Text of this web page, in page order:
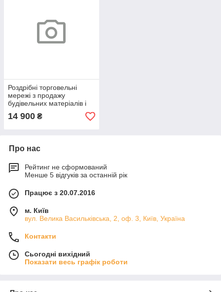
Роздрібні торговельні
мережі з продажу
будівельних матеріалів і
товарів для дому в Україні:
2010 (2-е лід)
14 900 ₴
Про нас
Рейтинг не сформований
Менше 5 відгуків за останній рік
Працює з 20.07.2016
м. Київ
вул. Велика Васильківська, 2, оф. 3, Київ, Україна
Контакти
Сьогодні вихідний
Показати весь графік роботи